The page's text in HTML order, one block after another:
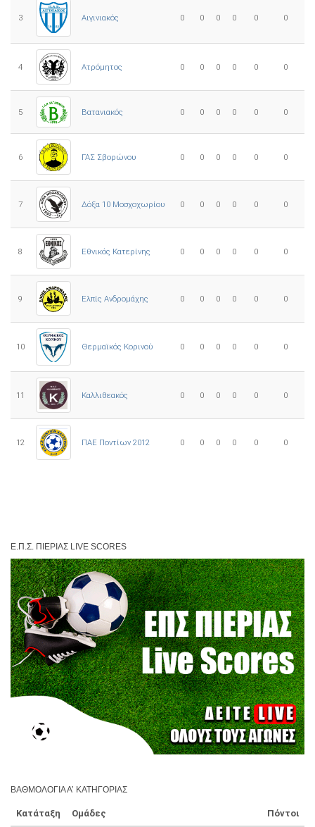
3 Αιγινιακός 0 0 0 0 0 0
4 Ατρόμητος 0 0 0 0 0 0
5 Βατανιακός 0 0 0 0 0 0
6 ΓΑΣ Σβορώνου 0 0 0 0 0 0
7 Δόξα 10 Μοσχοχωρίου 0 0 0 0 0 0
8 Εθνικός Κατερίνης 0 0 0 0 0 0
9 Ελπίς Ανδρομάχης 0 0 0 0 0 0
10 Θερμαϊκός Κορινού 0 0 0 0 0 0
11 Καλλιθεακός 0 0 0 0 0 0
12 ΠΑΕ Ποντίων 2012 0 0 0 0 0 0
Ε.Π.Σ. ΠΙΕΡΊΑΣ LIVE SCORES
ΒΑΘΜΟΛΟΓΊΑ Α’ ΚΑΤΗΓΟΡΊΑΣ
Κατάταξη Ομάδες Πόντοι